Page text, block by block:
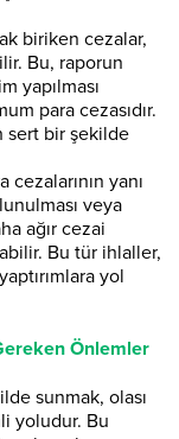
biriken cezalar,
Bu, raporun
yapılması
para cezasıdır.
sert bir şekilde
cezalarının yanı
veya
ağır cezai
Bu tür ihlaller,
yol
Önlemler
sunmak, olası
yoludur. Bu